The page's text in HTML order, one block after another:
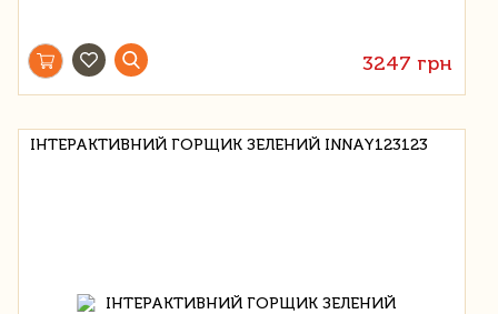
3247 грн
ІНТЕРАКТИВНИЙ ГОРЩИК ЗЕЛЕНИЙ INNAY123123